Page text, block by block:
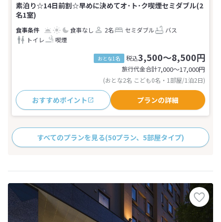
素泊り☆14日前割☆早めに決めてオ･ト･ク喫煙セミダブル(2
名1室)
食事なし 2名 セミダブル
バス
トイレ
喫煙
おとな1名 税込3,500～8,500円
旅行代金合計7,000〜17,000円
(おとな2名 こども0名・1部屋/1泊2日)
おすすめポイント プランの詳細
すべてのプランを見る(50プラン、5部屋タイプ)